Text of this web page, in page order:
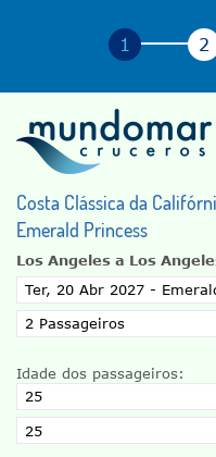
Costa Clássica da
Emerald Princess
Los Angeles a Los
Idade dos passageiros: